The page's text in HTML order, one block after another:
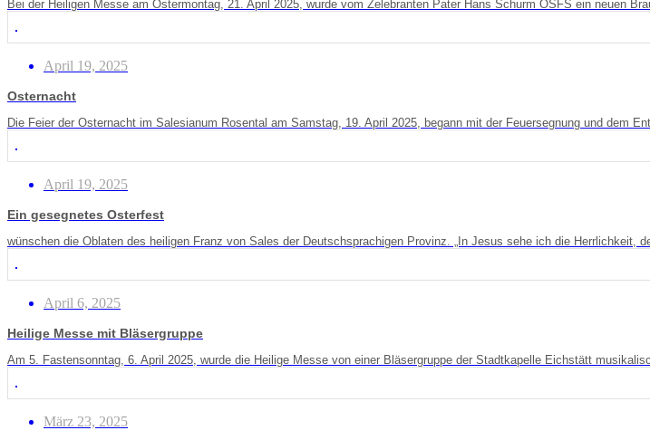
Bei der Heiligen Messe am Ostermontag, 21. April 2025, wurde vom Zelebranten Pater Hans Schurm OSFS ein neuen
April 19, 2025
Osternacht
Die Feier der Osternacht im Salesianum Rosental am Samstag, 19. April 2025, begann mit der Feuersegnung und dem
April 19, 2025
Ein gesegnetes Osterfest
wünschen die Oblaten des heiligen Franz von Sales der Deutschsprachigen Provinz. „In Jesus sehe ich die Herrlichkeit,
April 6, 2025
Heilige Messe mit Bläsergruppe
Am 5. Fastensonntag, 6. April 2025, wurde die Heilige Messe von einer Bläsergruppe der Stadtkapelle Eichstätt
März 23, 2025